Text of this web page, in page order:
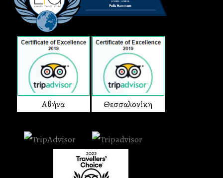
Αθήνα Θεσσαλονίκη